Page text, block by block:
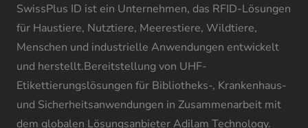
SwissPlus ID ist ein Unternehmen, das RFID-Lösungen
für Haustiere, Nutztiere, Meerestiere, Wildtiere,
Menschen und industrielle Anwendungen entwickelt
und herstellt.Bereitstellung von UHF-
Etikettierungslösungen für Bibliotheks-, Krankenhaus-
und Sicherheitsanwendungen in Zusammenarbeit mit
dem globalen Lösungsanbieter Adilam Technology.